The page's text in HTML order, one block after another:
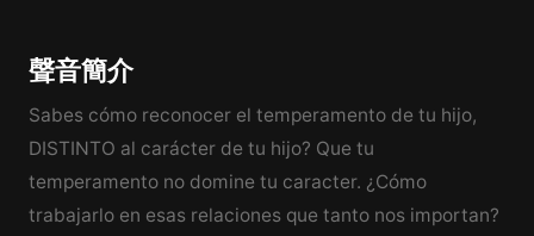
聲音簡介
Sabes cómo reconocer el temperamento de tu hijo,
DISTINTO al carácter de tu hijo? Que tu
temperamento no domine tu caracter. ¿Cómo
trabajarlo en esas relaciones que tanto nos importan?